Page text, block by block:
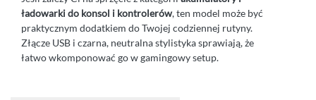
ładowarki do konsol i kontrolerów, ten model może być
praktycznym dodatkiem do Twojej codziennej rutyny.
Złącze USB i czarna, neutralna stylistyka sprawiają, że
łatwo wkomponować go w gamingowy setup.